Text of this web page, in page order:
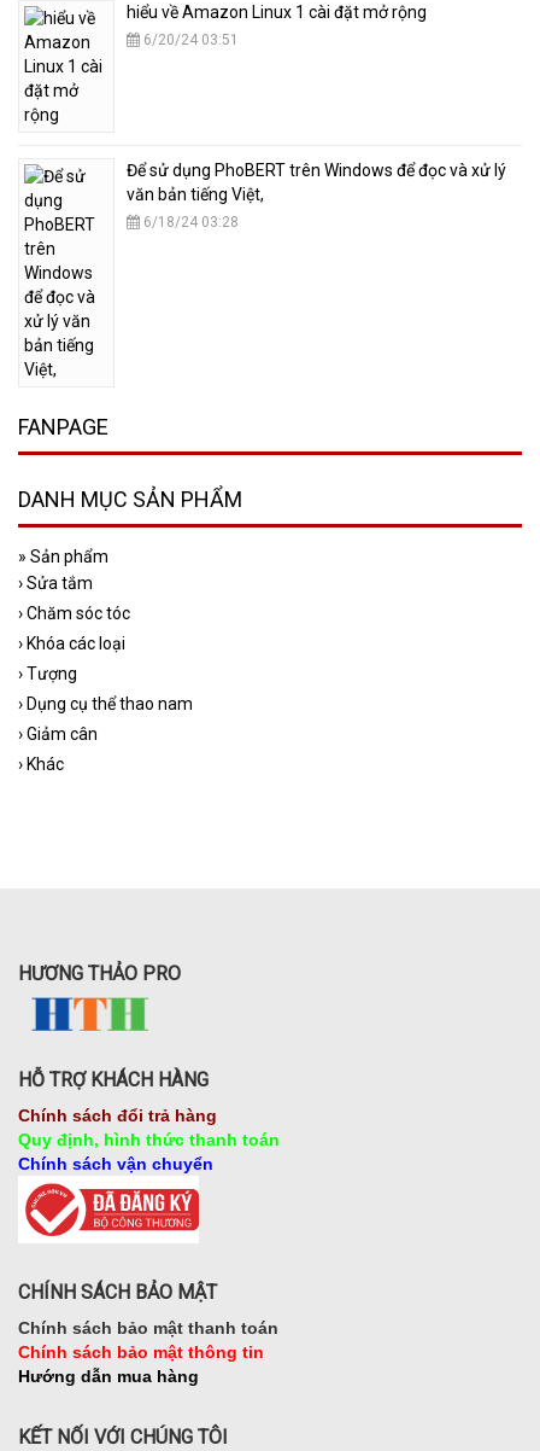
hiểu về Amazon Linux 1 cài đặt mở rộng
6/20/24 03:51
​Để sử dụng PhoBERT trên Windows để đọc và xử lý
văn bản tiếng Việt,
6/18/24 03:28
FANPAGE
DANH MỤC SẢN PHẨM
» Sản phẩm
›Sửa tắm
›Chăm sóc tóc
› Khóa các loại
›Tượng
› Dụng cụ thể thao nam
›Giảm cân
› Khác
HƯƠNG THẢO PRO
HỖ TRỢ KHÁCH HÀNG
Chính sách đổi trả hàng
Quy định, hình thức thanh toán
Chính sách vận chuyển
CHÍNH SÁCH BẢO MẬT
Chính sách bảo mật thanh toán
Chính sách bảo mật thông tin
Hướng dẫn mua hàng
KẾT NỐI VỚI CHÚNG TÔI